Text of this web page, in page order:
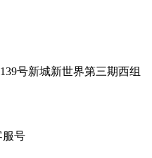
号新城新世界第三期西组
服号